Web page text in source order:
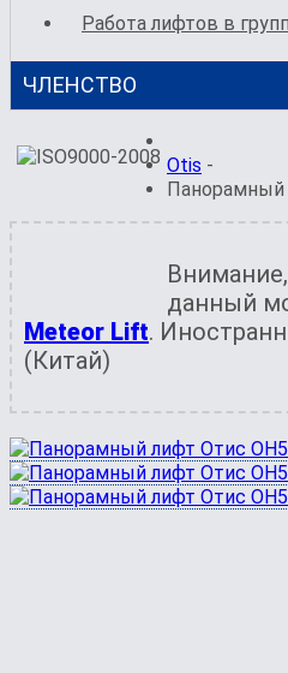
Работа лифтов в
ЧЛЕНСТВО
Otis -
Панорамный
данный
Meteor Lift.
(Китай)